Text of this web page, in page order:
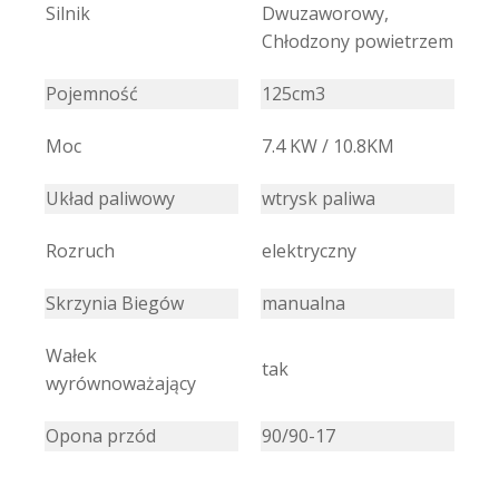
Silnik
Dwuzaworowy,
Chłodzony powietrzem
Pojemność 125cm3
Moc 7.4 KW / 10.8KM
Układ paliwowy wtrysk paliwa
Rozruch elektryczny
Skrzynia Biegów manualna
Wałek
wyrównoważający
tak
Opona przód 90/90-17